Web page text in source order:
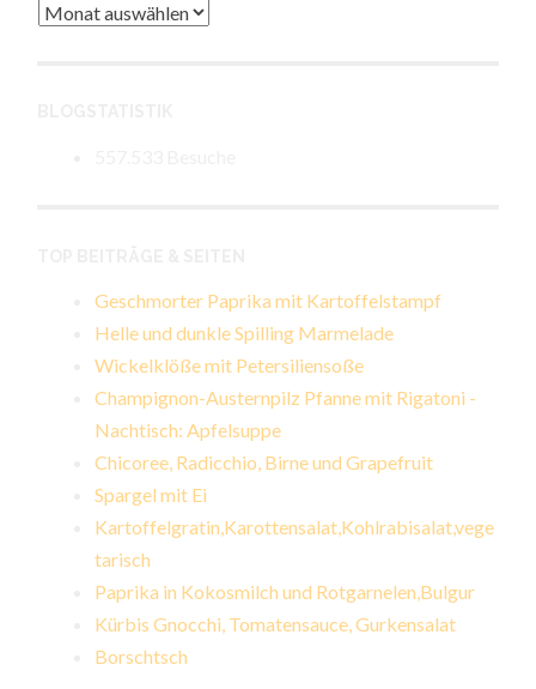
Archiv
Geschmorter Paprika mit Kartoffelstampf
Helle und dunkle Spilling Marmelade
Wickelklöße mit Petersiliensoße
Champignon-Austernpilz Pfanne mit Rigatoni -
Nachtisch: Apfelsuppe
Chicoree, Radicchio, Birne und Grapefruit
Spargel mit Ei
Kartoffelgratin,Karottensalat,Kohlrabisalat,vege
tarisch
Paprika in Kokosmilch und Rotgarnelen,Bulgur
Kürbis Gnocchi, Tomatensauce, Gurkensalat
Borschtsch